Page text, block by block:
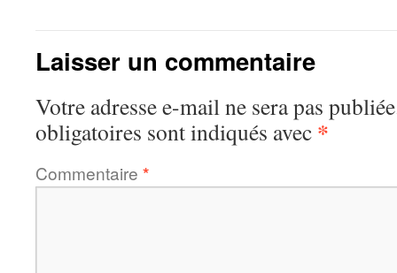
Laisser un commentaire
Votre adresse e-mail ne sera pas
obligatoires sont indiqués avec *
Commentaire *